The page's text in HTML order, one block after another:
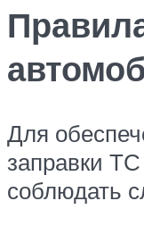
Для
заправки
соблюдать